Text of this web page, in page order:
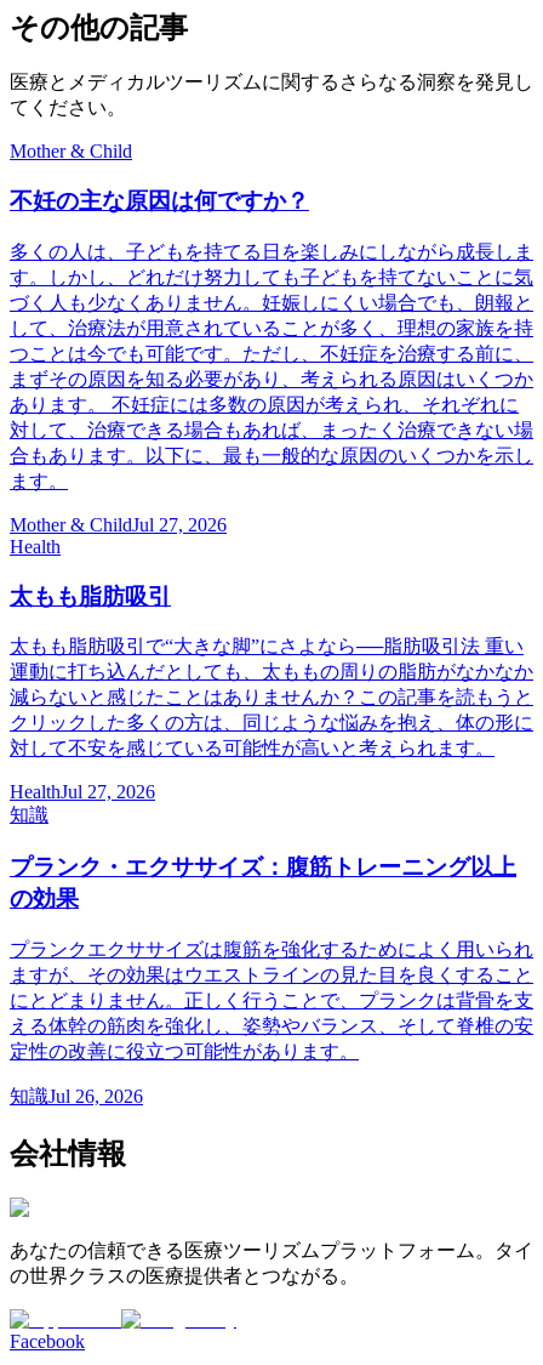
その他の記事
医療とメディカルツーリズムに関するさらなる洞察を発見し
てください。
Mother & Child
不妊の主な原因は何ですか？
多くの人は、子どもを持てる日を楽しみにしながら成長しま
す。しかし、どれだけ努力しても子どもを持てないことに気
づく人も少なくありません。妊娠しにくい場合でも、朗報と
して、治療法が用意されていることが多く、理想の家族を持
つことは今でも可能です。ただし、不妊症を治療する前に、
まずその原因を知る必要があり、考えられる原因はいくつか
あります。 不妊症には多数の原因が考えられ、それぞれに
対して、治療できる場合もあれば、まったく治療できない場
合もあります。以下に、最も一般的な原因のいくつかを示し
ます。
Mother & ChildJul 27, 2026
Health
太もも脂肪吸引
太もも脂肪吸引で“大きな脚”にさよなら──脂肪吸引法 重い
運動に打ち込んだとしても、太ももの周りの脂肪がなかなか
減らないと感じたことはありませんか？この記事を読もうと
クリックした多くの方は、同じような悩みを抱え、体の形に
対して不安を感じている可能性が高いと考えられます。
HealthJul 27, 2026
知識
プランク・エクササイズ：腹筋トレーニング以上
の効果
プランクエクササイズは腹筋を強化するためによく用いられ
ますが、その効果はウエストラインの見た目を良くすること
にとどまりません。正しく行うことで、プランクは背骨を支
える体幹の筋肉を強化し、姿勢やバランス、そして脊椎の安
定性の改善に役立つ可能性があります。
知識Jul 26, 2026
会社情報
あなたの信頼できる医療ツーリズムプラットフォーム。タイ
の世界クラスの医療提供者とつながる。
Facebook